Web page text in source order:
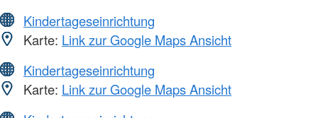
Kindertageseinrichtung
Karte: Link zur Google Maps Ansicht
Kindertageseinrichtung
Karte: Link zur Google Maps Ansicht